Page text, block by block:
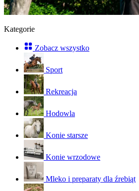
Kategorie
Zobacz wszystko
Sport
Rekreacja
Hodowla
Konie starsze
Konie wrzodowe
Mleko i preparaty dla źrebiąt